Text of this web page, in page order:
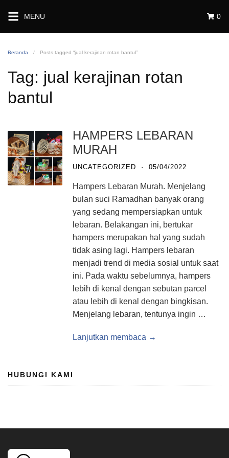
konten
MENU 0
Beranda Posts tagged “jual kerajinan rotan bantul”
Tag: jual kerajinan rotan
bantul
HAMPERS LEBARAN
MURAH
UNCATEGORIZED · 05/04/2022
Hampers Lebaran Murah. Menjelang
bulan suci Ramadhan banyak orang
yang sedang mempersiapkan untuk
lebaran. Belakangan ini, bertukar
hampers merupakan hal yang sudah
tidak asing lagi. Hampers lebaran
menjadi trend di media sosial untuk saat
ini. Pada waktu sebelumnya, hampers
lebih di kenal dengan sebutan parcel
atau lebih di kenal dengan bingkisan.
Menjelang lebaran, tentunya ingin …
Lanjutkan membaca →
HUBUNGI KAMI